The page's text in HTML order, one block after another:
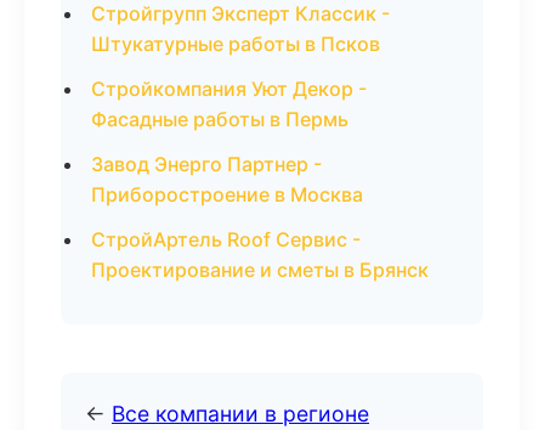
Стройгрупп Эксперт Классик -
Штукатурные работы в Псков
Стройкомпания Уют Декор -
Фасадные работы в Пермь
Завод Энерго Партнер -
Приборостроение в Москва
СтройАртель Roof Сервис -
Проектирование и сметы в Брянск
← Все компании в регионе